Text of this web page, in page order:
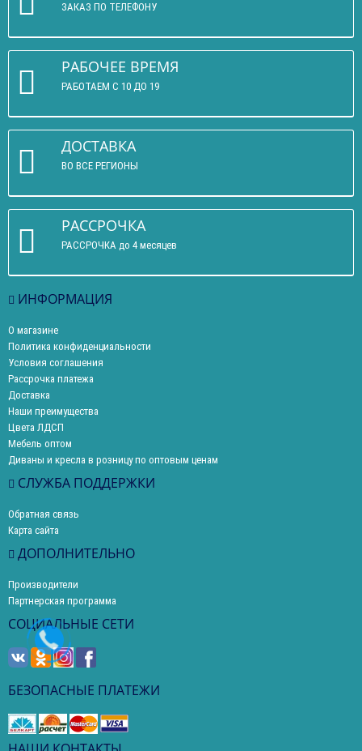
ЗАКАЗ ПО ТЕЛЕФОНУ
РАБОЧЕЕ ВРЕМЯ
РАБОТАЕМ С 10 ДО 19
ДОСТАВКА
ВО ВСЕ РЕГИОНЫ
РАССРОЧКА
РАССРОЧКА до 4 месяцев
ИНФОРМАЦИЯ
О магазине
Политика конфиденциальности
Условия соглашения
Рассрочка платежа
Доставка
Наши преимущества
Цвета ЛДСП
Мебель оптом
Диваны и кресла в розницу по оптовым ценам
СЛУЖБА ПОДДЕРЖКИ
Обратная связь
Карта сайта
ДОПОЛНИТЕЛЬНО
Производители
Партнерская программа
СОЦИАЛЬНЫЕ СЕТИ
БЕЗОПАСНЫЕ ПЛАТЕЖИ